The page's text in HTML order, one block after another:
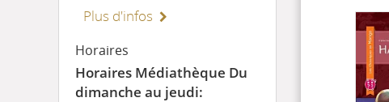
Plus d'infos
Horaires
Horaires Médiathèque Du
dimanche au jeudi: